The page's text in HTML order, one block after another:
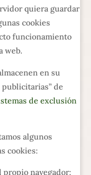
quiera guardar
cookies
funcionamiento
web.
en su
de
de exclusión
algunos
cookies:
navegador: